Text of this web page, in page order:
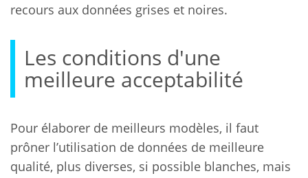
recours aux données grises et noires.
Les conditions d'une
meilleure acceptabilité
Pour élaborer de meilleurs modèles, il faut
prôner l’utilisation de données de meilleure
qualité, plus diverses, si possible blanches, mais